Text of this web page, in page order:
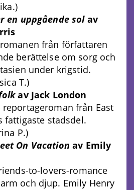
en uppgående sol av
från författaren
berättelse om sorg och
under krigstid.
T.)
av Jack London
reportageroman från East
fattigaste stadsdel.
P.)
On Vacation av Emily
to-lovers-romance
och djup. Emily Henry